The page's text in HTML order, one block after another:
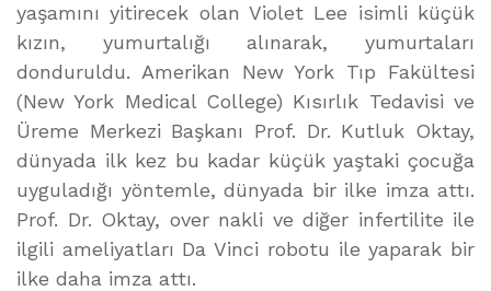
yaşamını yitirecek olan Violet Lee isimli küçük
kızın, yumurtalığı alınarak, yumurtaları
donduruldu. Amerikan New York Tıp Fakültesi
(New York Medical College) Kısırlık Tedavisi ve
Üreme Merkezi Başkanı Prof. Dr. Kutluk Oktay,
dünyada ilk kez bu kadar küçük yaştaki çocuğa
uyguladığı yöntemle, dünyada bir ilke imza attı.
Prof. Dr. Oktay, over nakli ve diğer infertilite ile
ilgili ameliyatları Da Vinci robotu ile yaparak bir
ilke daha imza attı.